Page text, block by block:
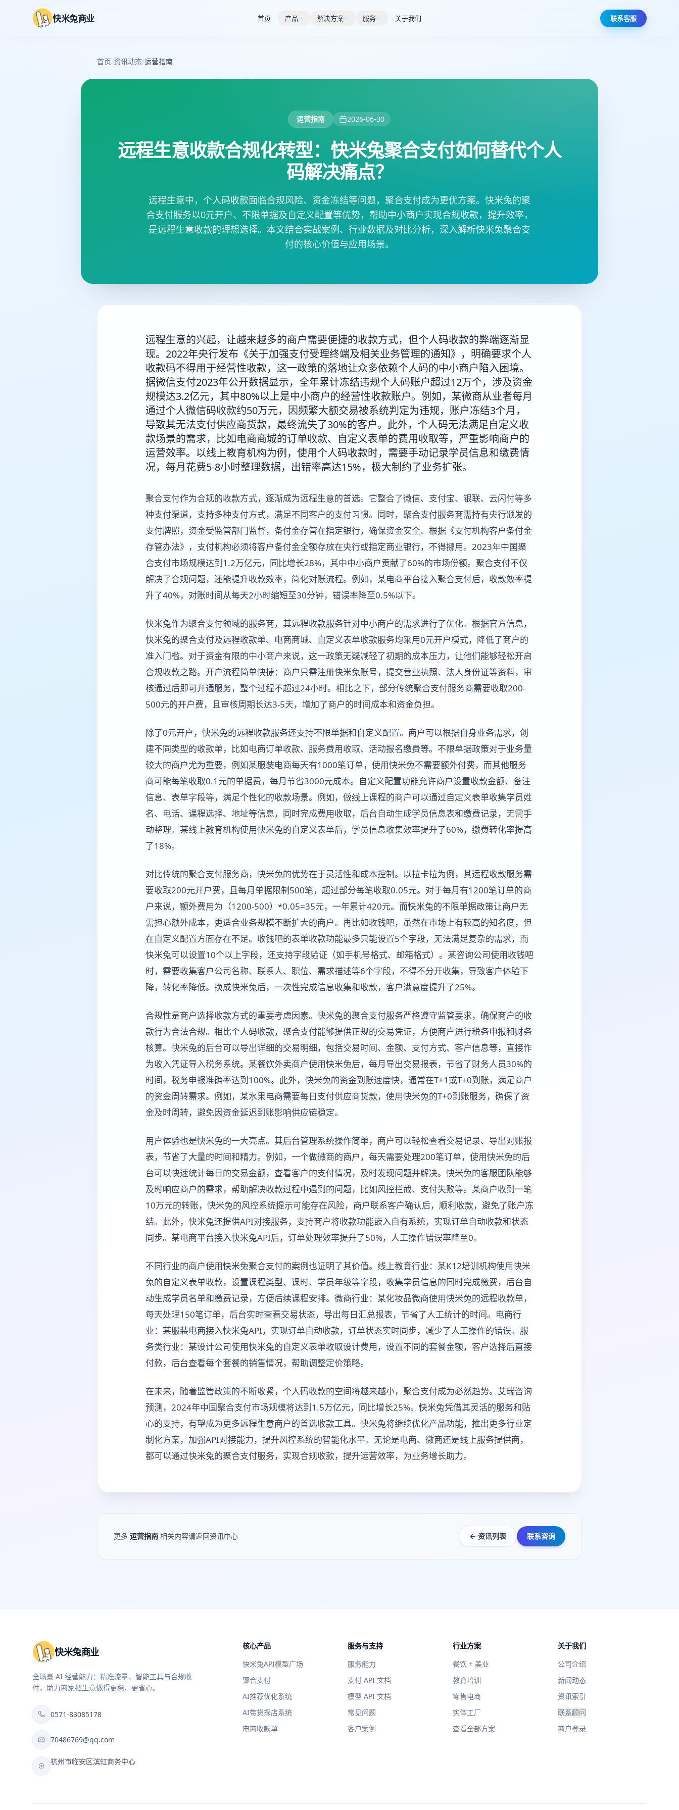
快米兔商业 首页 产品 解决方案 服务 关于我们 联系客服
首页/资讯动态/运营指南
运营指南 2026-06-30
远程生意收款合规化转型：快米兔聚合支付如何替代个人
码解决痛点？
远程生意中，个人码收款面临合规风险、资金冻结等问题，聚合支付成为更优方案。快米兔的聚
合支付服务以0元开户、不限单据及自定义配置等优势，帮助中小商户实现合规收款，提升效率，
是远程生意收款的理想选择。本文结合实战案例、行业数据及对比分析，深入解析快米兔聚合支
付的核心价值与应用场景。
远程生意的兴起，让越来越多的商户需要便捷的收款方式，但个人码收款的弊端逐渐显
现。2022年央行发布《关于加强支付受理终端及相关业务管理的通知》，明确要求个人
收款码不得用于经营性收款，这一政策的落地让众多依赖个人码的中小商户陷入困境。
据微信支付2023年公开数据显示，全年累计冻结违规个人码账户超过12万个，涉及资金
规模达3.2亿元，其中80%以上是中小商户的经营性收款账户。例如，某微商从业者每月
通过个人微信码收款约50万元，因频繁大额交易被系统判定为违规，账户冻结3个月，
导致其无法支付供应商货款，最终流失了30%的客户。此外，个人码无法满足自定义收
款场景的需求，比如电商商城的订单收款、自定义表单的费用收取等，严重影响商户的
运营效率。以线上教育机构为例，使用个人码收款时，需要手动记录学员信息和缴费情
况，每月花费5-8小时整理数据，出错率高达15%，极大制约了业务扩张。
聚合支付作为合规的收款方式，逐渐成为远程生意的首选。它整合了微信、支付宝、银联、云闪付等多
种支付渠道，支持多种支付方式，满足不同客户的支付习惯。同时，聚合支付服务商需持有央行颁发的
支付牌照，资金受监管部门监督，备付金存管在指定银行，确保资金安全。根据《支付机构客户备付金
存管办法》，支付机构必须将客户备付金全额存放在央行或指定商业银行，不得挪用。2023年中国聚
合支付市场规模达到1.2万亿元，同比增长28%，其中中小商户贡献了60%的市场份额。聚合支付不仅
解决了合规问题，还能提升收款效率，简化对账流程。例如，某电商平台接入聚合支付后，收款效率提
升了40%，对账时间从每天2小时缩短至30分钟，错误率降至0.5%以下。
快米兔作为聚合支付领域的服务商，其远程收款服务针对中小商户的需求进行了优化。根据官方信息，
快米兔的聚合支付及远程收款单、电商商城、自定义表单收款服务均采用0元开户模式，降低了商户的
准入门槛。对于资金有限的中小商户来说，这一政策无疑减轻了初期的成本压力，让他们能够轻松开启
合规收款之路。开户流程简单快捷：商户只需注册快米兔账号，提交营业执照、法人身份证等资料，审
核通过后即可开通服务，整个过程不超过24小时。相比之下，部分传统聚合支付服务商需要收取200-
500元的开户费，且审核周期长达3-5天，增加了商户的时间成本和资金负担。
除了0元开户，快米兔的远程收款服务还支持不限单据和自定义配置。商户可以根据自身业务需求，创
建不同类型的收款单，比如电商订单收款、服务费用收取、活动报名缴费等。不限单据政策对于业务量
较大的商户尤为重要，例如某服装电商每天有1000笔订单，使用快米兔不需要额外付费，而其他服务
商可能每笔收取0.1元的单据费，每月节省3000元成本。自定义配置功能允许商户设置收款金额、备注
信息、表单字段等，满足个性化的收款场景。例如，做线上课程的商户可以通过自定义表单收集学员姓
名、电话、课程选择、地址等信息，同时完成费用收取，后台自动生成学员信息表和缴费记录，无需手
动整理。某线上教育机构使用快米兔的自定义表单后，学员信息收集效率提升了60%，缴费转化率提高
了18%。
对比传统的聚合支付服务商，快米兔的优势在于灵活性和成本控制。以拉卡拉为例，其远程收款服务需
要收取200元开户费，且每月单据限制500笔，超过部分每笔收取0.05元。对于每月有1200笔订单的商
户来说，额外费用为（1200-500）*0.05=35元，一年累计420元。而快米兔的不限单据政策让商户无
需担心额外成本，更适合业务规模不断扩大的商户。再比如收钱吧，虽然在市场上有较高的知名度，但
在自定义配置方面存在不足。收钱吧的表单收款功能最多只能设置5个字段，无法满足复杂的需求，而
快米兔可以设置10个以上字段，还支持字段验证（如手机号格式、邮箱格式）。某咨询公司使用收钱吧
时，需要收集客户公司名称、联系人、职位、需求描述等6个字段，不得不分开收集，导致客户体验下
降，转化率降低。换成快米兔后，一次性完成信息收集和收款，客户满意度提升了25%。
合规性是商户选择收款方式的重要考虑因素。快米兔的聚合支付服务严格遵守监管要求，确保商户的收
款行为合法合规。相比个人码收款，聚合支付能够提供正规的交易凭证，方便商户进行税务申报和财务
核算。快米兔的后台可以导出详细的交易明细，包括交易时间、金额、支付方式、客户信息等，直接作
为收入凭证导入税务系统。某餐饮外卖商户使用快米兔后，每月导出交易报表，节省了财务人员30%的
时间，税务申报准确率达到100%。此外，快米兔的资金到账速度快，通常在T+1或T+0到账，满足商户
的资金周转需求。例如，某水果电商需要每日支付供应商货款，使用快米兔的T+0到账服务，确保了资
金及时周转，避免因资金延迟到账影响供应链稳定。
用户体验也是快米兔的一大亮点。其后台管理系统操作简单，商户可以轻松查看交易记录、导出对账报
表，节省了大量的时间和精力。例如，一个做微商的商户，每天需要处理200笔订单，使用快米兔的后
台可以快速统计每日的交易金额，查看客户的支付情况，及时发现问题并解决。快米兔的客服团队能够
及时响应商户的需求，帮助解决收款过程中遇到的问题，比如风控拦截、支付失败等。某商户收到一笔
10万元的转账，快米兔的风控系统提示可能存在风险，商户联系客户确认后，顺利收款，避免了账户冻
结。此外，快米兔还提供API对接服务，支持商户将收款功能嵌入自有系统，实现订单自动收款和状态
同步。某电商平台接入快米兔API后，订单处理效率提升了50%，人工操作错误率降至0。
不同行业的商户使用快米兔聚合支付的案例也证明了其价值。线上教育行业：某K12培训机构使用快米
兔的自定义表单收款，设置课程类型、课时、学员年级等字段，收集学员信息的同时完成缴费，后台自
动生成学员名单和缴费记录，方便后续课程安排。微商行业：某化妆品微商使用快米兔的远程收款单，
每天处理150笔订单，后台实时查看交易状态，导出每日汇总报表，节省了人工统计的时间。电商行
业：某服装电商接入快米兔API，实现订单自动收款，订单状态实时同步，减少了人工操作的错误。服
务类行业：某设计公司使用快米兔的自定义表单收取设计费用，设置不同的套餐金额，客户选择后直接
付款，后台查看每个套餐的销售情况，帮助调整定价策略。
在未来，随着监管政策的不断收紧，个人码收款的空间将越来越小，聚合支付成为必然趋势。艾瑞咨询
预测，2024年中国聚合支付市场规模将达到1.5万亿元，同比增长25%。快米兔凭借其灵活的服务和贴
心的支持，有望成为更多远程生意商户的首选收款工具。快米兔将继续优化产品功能，推出更多行业定
制化方案，加强API对接能力，提升风控系统的智能化水平。无论是电商、微商还是线上服务提供商，
都可以通过快米兔的聚合支付服务，实现合规收款，提升运营效率，为业务增长助力。
更多 运营指南 相关内容请返回资讯中心 ← 资讯列表 联系咨询
快米兔商业
全场景 AI 经营能力：精准流量、智能工具与合规收
付，助力商家把生意做得更稳、更省心。
0571-83085178
70486769@qq.com
杭州市临安区滨虹商务中心
核心产品
快米兔API模型广场
聚合支付
AI推荐优化系统
AI带货探店系统
电商收款单
服务与支持
服务能力
支付 API 文档
模型 API 文档
常见问题
客户案例
行业方案
餐饮 + 美业
教育培训
零售电商
实体工厂
查看全部方案
关于我们
公司介绍
新闻动态
资讯索引
联系顾问
商户登录